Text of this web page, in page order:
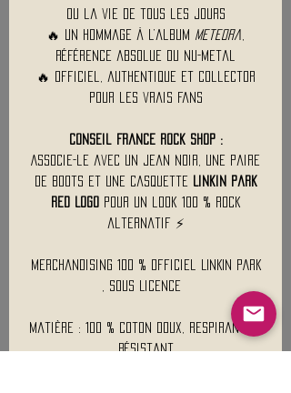
ou la vie de tous les jours
🔥 Un hommage à l’album Meteora
référence absolue du nu-metal
🔥 Officiel, authentique et collector
pour les vrais fans
Conseil France Rock Shop :
Associe-le avec un jean noir, une paire
de boots et une casquette
Linkin Park
Red Logo
pour un look 100 % rock
alternatif ⚡
Merchandising 100 % Officiel LINKIN PARK
, Sous Licence
Matière : 100 % coton doux, respirant et
résistant